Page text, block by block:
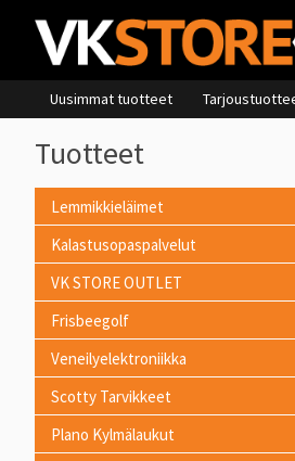
Uusimmat tuotteet
Tuotteet
Lemmikkieläimet
Kalastusopaspalvelut
VK STORE OUTLET
Frisbeegolf
Veneilyelektroniikka
Scotty Tarvikkeet
Plano Kylmälaukut